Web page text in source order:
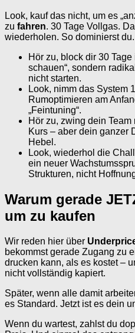
Look, kauf das nicht, um es
zu fahren. 30 Tage Vollgas.
wiederholen. So dominierst du.
Hör zu, block dir 30 Tage
schauen“, sondern
nicht starten.
Look, nimm das System
Rumoptimieren am
„Feintuning“.
Hör zu, zwing dein
Kurs – aber dein ganzer
Hebel.
Look, wiederhol die
ein neuer
Strukturen, nicht
Warum gerade
um zu kaufen
Wir reden hier über
bekommst gerade Zugang zu
drucken kann, als es kostet –
nicht vollständig kapiert.
Später, wenn alle damit
es Standard. Jetzt ist es dein
Wenn du wartest, zahlst du